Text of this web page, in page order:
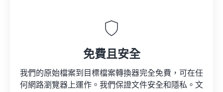
免費且安全
我們的原始檔案到目標檔案轉換器完全免費，可在任
何網路瀏覽器上運作。我們保證文件安全和隱私。文